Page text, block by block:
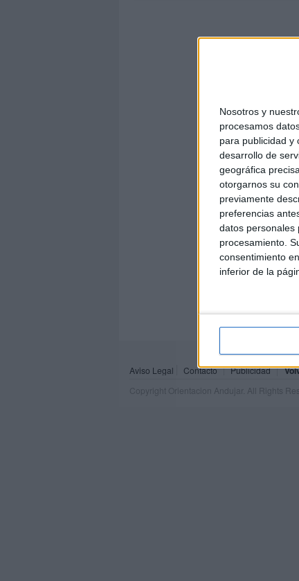
Nosotros y
procesamos
para publicidad y
desarrollo de
geográfica
otorgarnos su
previamente
preferencias
datos personales
procesamiento.
consentimiento
inferior de la
Aviso Legal Contacto Publicidad
Copyright Orientacion Andujar. All Rights